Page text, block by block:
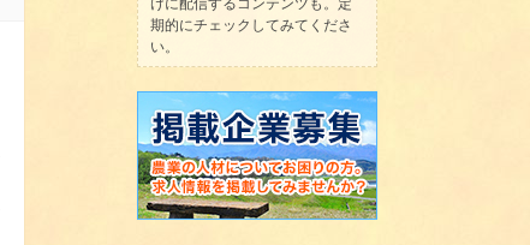
けに配信するコンテンツも。定
期的にチェックしてみてくださ
い。